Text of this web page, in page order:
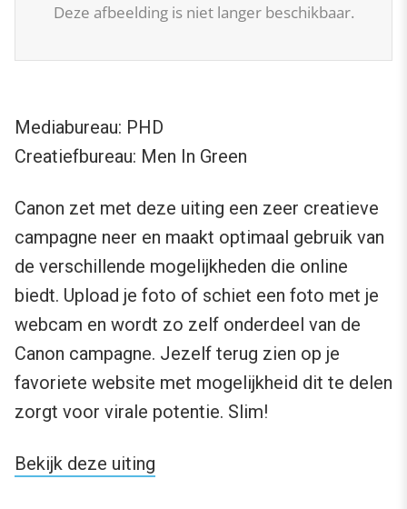
Deze afbeelding is niet langer beschikbaar.
Mediabureau: PHD
Creatiefbureau: Men In Green
Canon zet met deze uiting een zeer creatieve
campagne neer en maakt optimaal gebruik van
de verschillende mogelijkheden die online
biedt. Upload je foto of schiet een foto met je
webcam en wordt zo zelf onderdeel van de
Canon campagne. Jezelf terug zien op je
favoriete website met mogelijkheid dit te delen
zorgt voor virale potentie. Slim!
Bekijk deze uiting